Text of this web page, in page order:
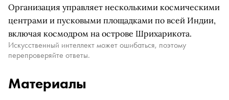
Организация управляет несколькими космическими
центрами и пусковыми площадками по всей Индии,
включая космодром на острове Шрихарикота.
Искусственный интеллект может ошибаться, поэтому
перепроверяйте ответы.
Материалы